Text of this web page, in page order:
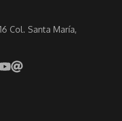
Col. Santa María,